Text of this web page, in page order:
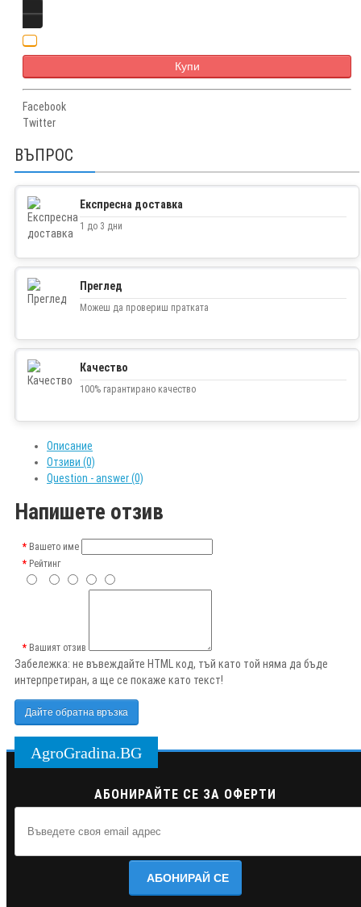
Купи
Facebook
Twitter
ВЪПРОС
Експресна доставка
1 до 3 дни
Преглед
Можеш да провериш пратката
Качество
100% гарантирано качество
Описание
Отзиви (0)
Question - answer (0)
Напишете отзив
Вашето име
Рейтинг
Вашият отзив
Забележка: не въвеждайте HTML код, тъй като той няма да бъде
интерпретиран, а ще се покаже като текст!
Дайте обратна връзка
AgroGradina.BG
АБОНИРАЙТЕ СЕ ЗА ОФЕРТИ
АБОНИРАЙ СЕ